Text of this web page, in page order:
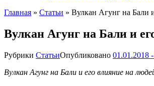
Главная » Статьи » Вулкан Агунг на Бали
Вулкан Агунг на Бали и
Рубрики СтатьиОпубликовано 01.01.2018
Вулкан Агунг на Бали и его влияние на